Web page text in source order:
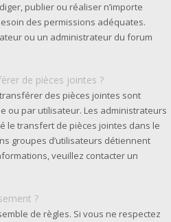
publier ou réaliser n’importe
des permissions adéquates.
ou un administrateur du forum
de pièces jointes ?
des pièces jointes sont
ou par utilisateur. Les administrateurs
le transfert de pièces jointes dans le
groupes d’utilisateurs détiennent
veuillez contacter un
?
de règles. Si vous ne respectez